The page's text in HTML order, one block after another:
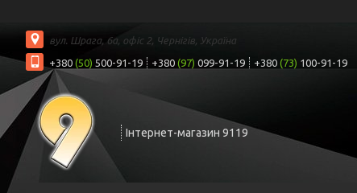
вул. Шрага, 6а, офіс 2, Чернігів, Україна
+380 (50) 500-91-19 +380 (97) 099-91-19 +380 (73) 100-91-19
Інтернет-магазин 9119